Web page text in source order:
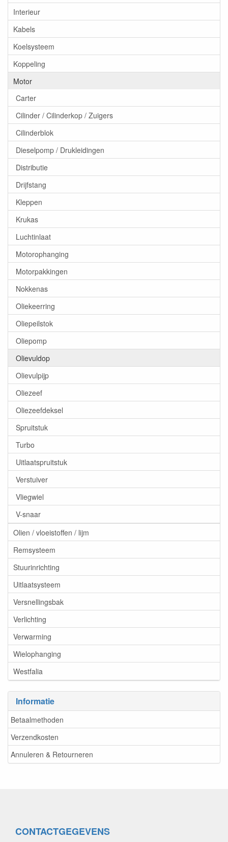
Interieur
Kabels
Koelsysteem
Koppeling
Motor
Carter
Cilinder / Cilinderkop / Zuigers
Cilinderblok
Dieselpomp / Drukleidingen
Distributie
Drijfstang
Kleppen
Krukas
Luchtinlaat
Motorophanging
Motorpakkingen
Nokkenas
Oliekeerring
Oliepeilstok
Oliepomp
Olievuldop
Olievulpijp
Oliezeef
Oliezeefdeksel
Spruitstuk
Turbo
Uitlaatspruitstuk
Verstuiver
Vliegwiel
V-snaar
Olien / vloeistoffen / lijm
Remsysteem
Stuurinrichting
Uitlaatsysteem
Versnellingsbak
Verlichting
Verwarming
Wielophanging
Westfalia
Informatie
Betaalmethoden
Verzendkosten
Annuleren & Retourneren
CONTACTGEGEVENS